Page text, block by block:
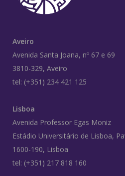
Aveiro
Avenida Santa Joana, nº 67 e 69
3810-329, Aveiro
tel: (+351) 234 421 125
Lisboa
Avenida Professor Egas Moniz
Estádio Universitário de Lisboa,
1600-190, Lisboa
tel: (+351) 217 818 160